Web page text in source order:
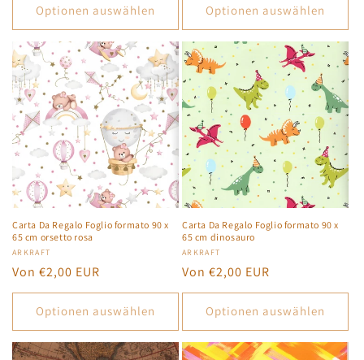
Optionen auswählen Optionen auswählen
Carta Da Regalo Foglio formato 90 x
65 cm orsetto rosa
Anbieter:
ARKRAFT
Normaler
Preis
Von €2,00 EUR
Optionen auswählen
Carta Da Regalo Foglio formato 90 x
65 cm dinosauro
Anbieter:
ARKRAFT
Normaler
Preis
Von €2,00 EUR
Optionen auswählen